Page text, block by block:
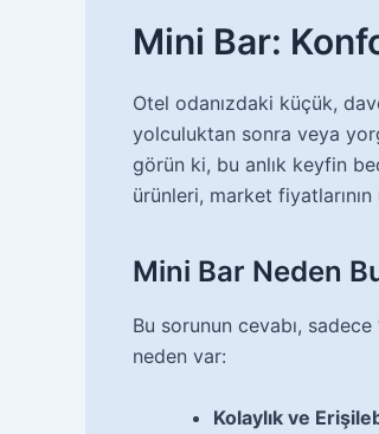
Mini Bar:
Otel odanızdaki küçük,
yolculuktan sonra veya
görün ki, bu anlık keyfin
ürünleri, market fiyatlarının
Mini Bar Neden
Bu sorunun cevabı,
neden var:
Kolaylık ve